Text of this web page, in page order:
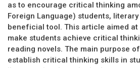
as to encourage critical thinking
Foreign Language) students,
beneficial tool. This article aimed at
make students achieve critical
reading novels. The main purpose
establish critical thinking skills in